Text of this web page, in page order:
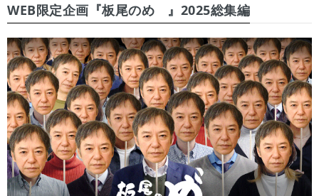
WEB限定企画『板尾のめ゙』2025総集編